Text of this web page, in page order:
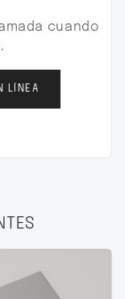
cuando
LÍNEA